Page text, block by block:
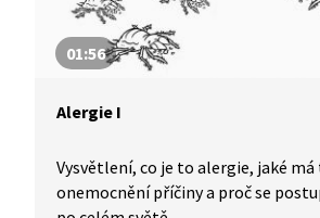
01:56
Alergie I
Vysvětlení, co je to alergie, jaké
onemocnění příčiny a proč se